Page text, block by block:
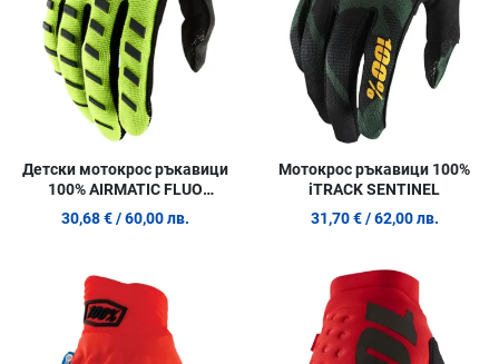
Детски мотокрос ръкавици
100% AIRMATIC FLUO
YELLOW/BLACK
30,68 € / 60,00 лв.
Мотокрос ръкавици 100%
iTRACK SENTINEL
31,70 € / 62,00 лв.
Добави в любими
Сравни продукт